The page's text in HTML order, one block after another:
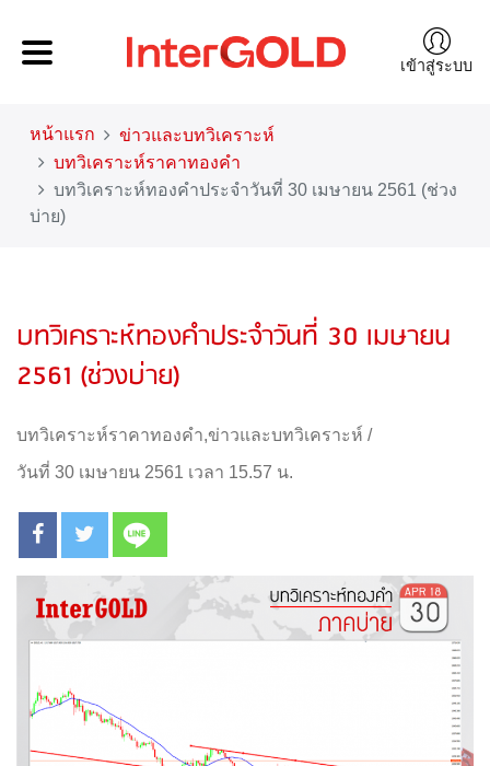
เข้าสู่ระบบ
หน้าแรก
ข่าวและบทวิเคราะห์
บทวิเคราะห์ราคาทองคำ
บทวิเคราะห์ทองคำประจำวันที่ 30 เมษายน 2561 (ช่วง
บ่าย)
บทวิเคราะห์ทองคำประจำวันที่ 30 เมษายน
2561 (ช่วงบ่าย)
บทวิเคราะห์ราคาทองคำ,ข่าวและบทวิเคราะห์ /
วันที่ 30 เมษายน 2561 เวลา 15.57 น.